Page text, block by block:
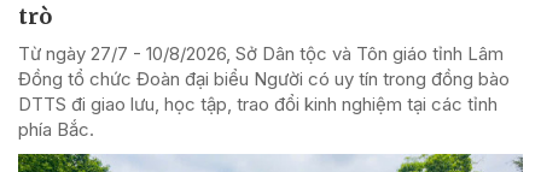
trò
Từ ngày 27/7 - 10/8/2026, Sở Dân tộc và Tôn giáo tỉnh Lâm
Đồng tổ chức Đoàn đại biểu Người có uy tín trong đồng bào
DTTS đi giao lưu, học tập, trao đổi kinh nghiệm tại các tỉnh
phía Bắc.